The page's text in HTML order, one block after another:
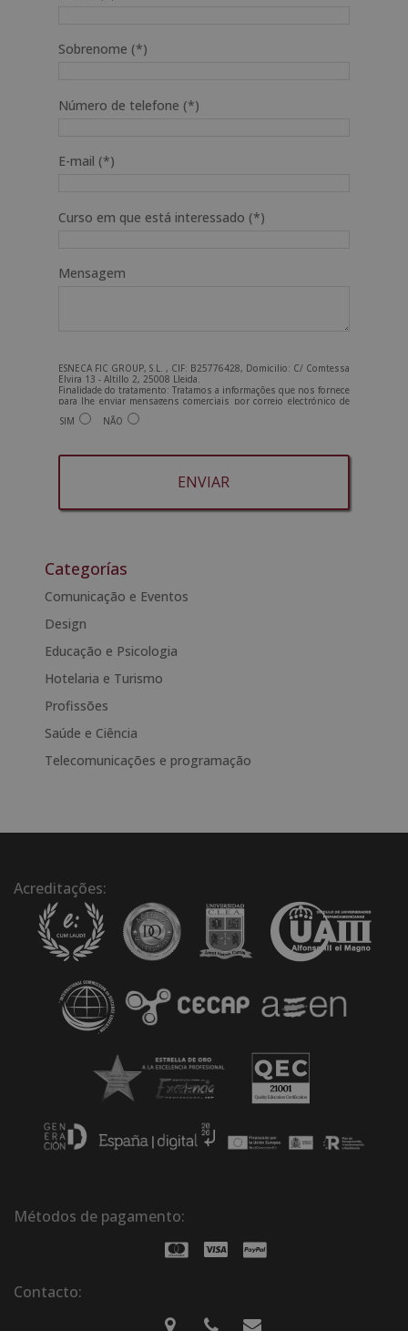
Sobrenome (*)
Número de telefone (*)
E-mail (*)
Curso em que está interessado (*)
Mensagem
ESNECA FIC GROUP, S.L. , CIF: B25776428, Domicilio: C/ Comtessa
Elvira 13 - Altillo 2, 25008 Lleida.
Finalidade do tratamento: Tratamos a informações que nos fornece
para lhe enviar mensagens comerciais por correio electrónico de
tipo comercial relacionadas com os produtos oferecidos e outros
produtos que possam ser do seu interesse. Legitimação do
nos para o endereço admin@grupoesneca.com.
Deseja receber informação comercial (por telefone e/ou correio
SIM NÃO
t
r
n
a
i
v
e
Categorías
Comunicação e Eventos
Design
Educação e Psicologia
Hotelaria e Turismo
Profissões
Saúde e Ciência
Telecomunicações e programação
Acreditações:
Métodos de pagamento:
Contacto: